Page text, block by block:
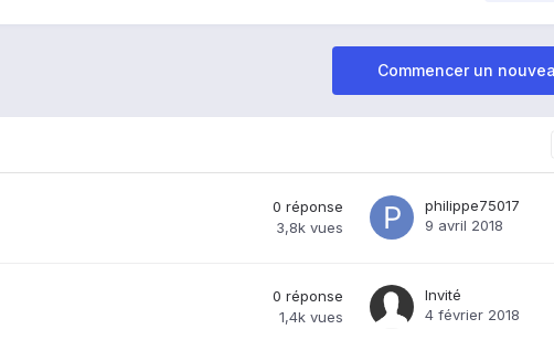
Commencer un
0 réponse
3,8k vues
philippe75017
9 avril 2018
0 réponse
1,4k vues
Invité
4 février 2018